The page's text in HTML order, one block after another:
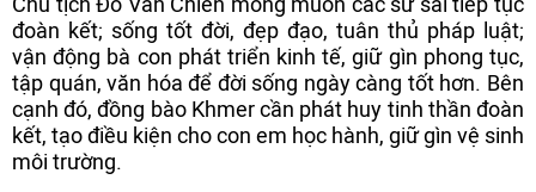
đoàn kết; sống tốt đời, đẹp đạo, tuân thủ pháp luật;
vận động bà con phát triển kinh tế, giữ gìn phong tục,
tập quán, văn hóa để đời sống ngày càng tốt hơn. Bên
cạnh đó, đồng bào Khmer cần phát huy tinh thần đoàn
kết, tạo điều kiện cho con em học hành, giữ gìn vệ sinh
môi trường.